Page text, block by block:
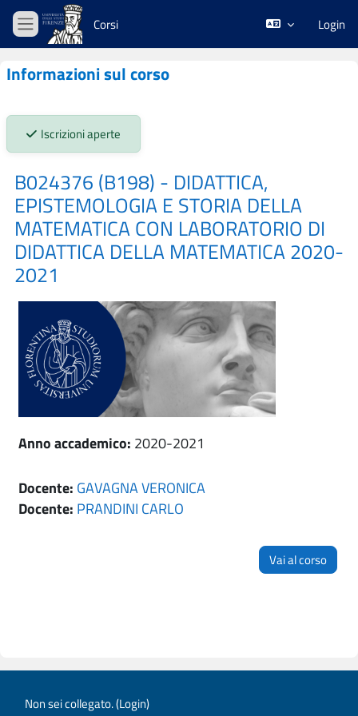
Vai al contenuto principale
Pannello laterale
Corsi Login
Informazioni sul corso
Stato iscrizioni:
Iscrizioni aperte
B024376 (B198) - DIDATTICA,
EPISTEMOLOGIA E STORIA DELLA
MATEMATICA CON LABORATORIO DI
DIDATTICA DELLA MATEMATICA 2020-
2021
Anno accademico: 2020-2021
Docente: GAVAGNA VERONICA
Docente: PRANDINI CARLO
Vai al corso
Non sei collegato. (Login)